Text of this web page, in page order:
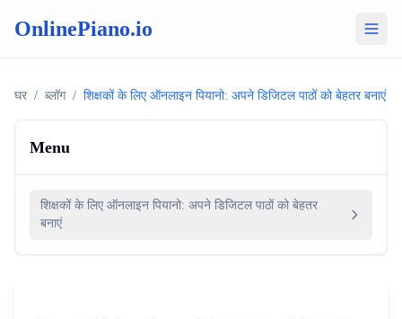
OnlinePiano.io
घर / ब्लॉग / शिक्षकों के लिए ऑनलाइन पियानो: अपने डिजिटल पाठों को बेहतर बनाएं
Menu
शिक्षकों के लिए ऑनलाइन पियानो: अपने डिजिटल पाठों को बेहतर
बनाएं